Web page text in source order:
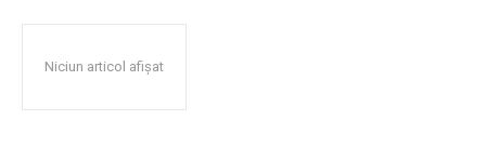
Niciun articol afișat